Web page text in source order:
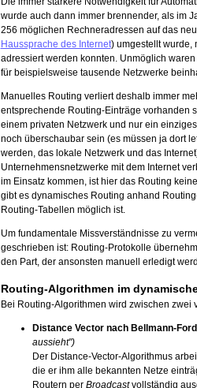
wurde auch dann immer brennender, als im
256 möglichen Rechneradressen auf das
Haussprache des Internet) umgestellt wurde,
adressiert werden konnten. Unmöglich
für beispielsweise tausende Netzwerke
Manuelles Routing verliert deshalb immer
entsprechende Routing-Einträge vorhanden
einem privaten Netzwerk und nur ein
noch überschaubar sein (es müssen ja dort
werden, das lokale Netzwerk und das
Unternehmensnetzwerke mit dem Internet
im Einsatz kommen, ist hier das Routing
gibt es dynamisches Routing anhand
Routing-Tabellen möglich ist.
Um fundamentale Missverständnisse zu
geschrieben ist: Routing-Protokolle
den Part, der ansonsten manuell erledigt
Routing-Algorithmen im
Bei Routing-Algorithmen wird zwischen
Distance Vector nach Bellmann-
aussieht")
Der Distance-Vector-Algorithmus
die er ihm alle bekannten Netze
Routern per Broadcastvollständig